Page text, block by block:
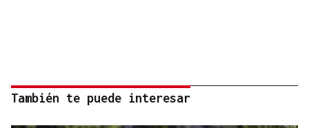
También te puede interesar